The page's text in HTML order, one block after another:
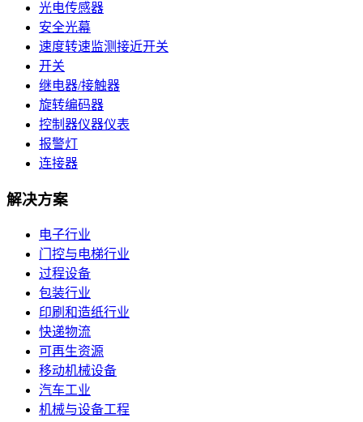
光电传感器
安全光幕
速度转速监测接近开关
开关
继电器/接触器
旋转编码器
控制器仪器仪表
报警灯
连接器
解决方案
电子行业
门控与电梯行业
过程设备
包装行业
印刷和造纸行业
快递物流
可再生资源
移动机械设备
汽车工业
机械与设备工程